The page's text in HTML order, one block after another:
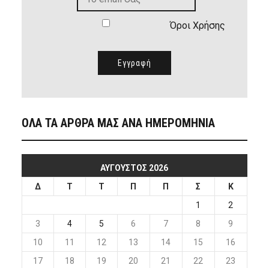
Όροι Χρήσης
ΟΛΑ ΤΑ ΑΡΘΡΑ ΜΑΣ ΑΝΑ ΗΜΕΡΟΜΗΝΙΑ
ΑΎΓΟΥΣΤΟΣ 2026
Δ
Τ Τ Π Π Σ
Κ
1
2
3
4 5 6 7 8
9
10
11 12 13 14 15
16
17
18 19 20 21 22 23